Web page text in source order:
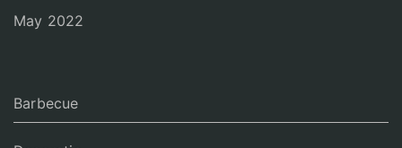
May 2022
Barbecue